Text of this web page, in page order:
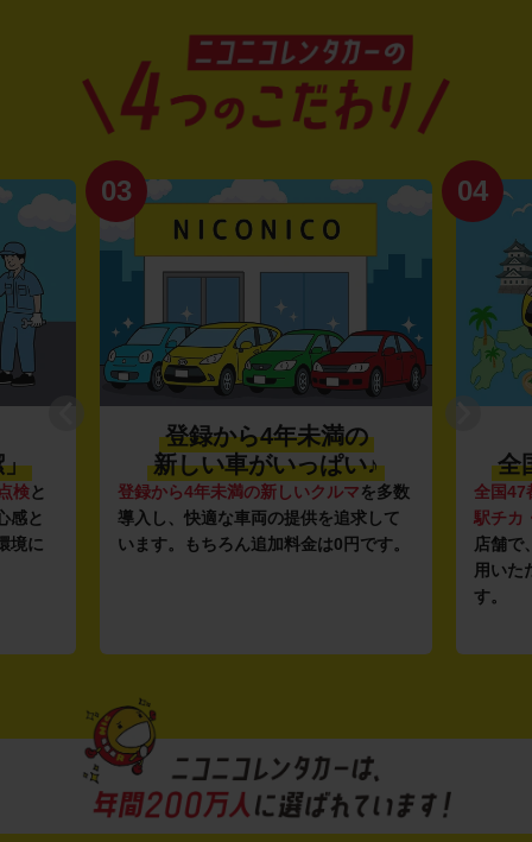
」
検と
感と
境に
03
登録から4年未満の
新しい車がいっぱい♪
登録から4年未満の新しいクルマを多数
導入し、快適な車両の提供を追求して
います。もちろん追加料金は0円です。
04
全
全国47
駅チカ
店舗で
用いた
す。